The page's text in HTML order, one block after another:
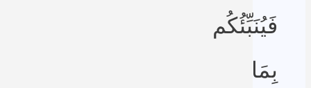
فَيُنَبِّئُكُم
بِمَا